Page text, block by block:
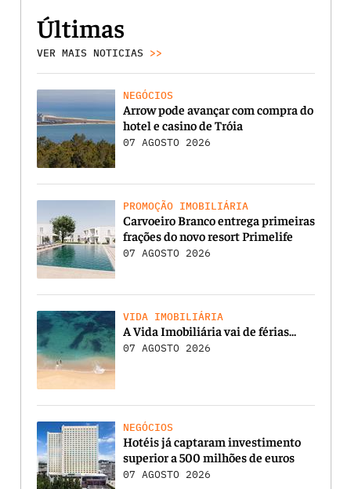
Últimas
VER MAIS NOTICIAS >>
NEGÓCIOS
Arrow pode avançar com compra do
hotel e casino de Tróia
07 AGOSTO 2026
PROMOÇÃO IMOBILIÁRIA
Carvoeiro Branco entrega primeiras
frações do novo resort Primelife
07 AGOSTO 2026
VIDA IMOBILIÁRIA
A Vida Imobiliária vai de férias…
07 AGOSTO 2026
NEGÓCIOS
Hotéis já captaram investimento
superior a 500 milhões de euros
07 AGOSTO 2026